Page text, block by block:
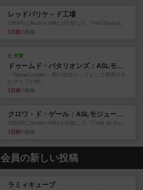
レッドバリケ－ド工場
1989年にAvalon Hill社が出版した『Red Barrica...
1日前の投稿
充実
ドゥームド・バタリオンズ：ASLモジュール11
『Squad Leader』用の追加マップとして発売され
たマップの#9...
1日前の投稿
クロワ・ド・ゲール：ASLモジュール10
1992年にAvalon Hill社が出版した『Croix de Gu...
1日前の投稿
会員の新しい投稿
ラミィキューブ